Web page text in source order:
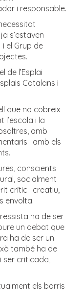
i responsable.
s’estaven
el Grup de
de l’Esplai
Catalans i
que no cobreix
i la
amb
i amb els
conscients
socialment
crític i creatiu,
envolta.
ha de ser
un debat que
ha de ser un
també ha de
ser criticada,
els barris